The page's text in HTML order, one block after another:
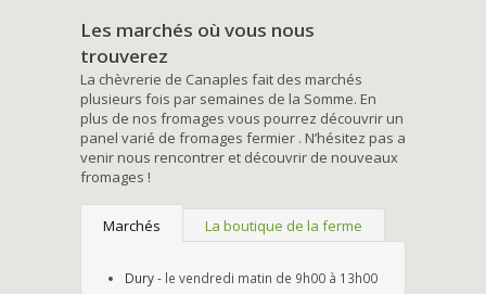
Les marchés où vous nous
trouverez
La chèvrerie de Canaples fait des marchés
plusieurs fois par semaines de la Somme. En
plus de nos fromages vous pourrez découvrir un
panel varié de fromages fermier . N’hésitez pas a
venir nous rencontrer et découvrir de nouveaux
fromages !
Marchés La boutique de la ferme
Dury- le vendredi matin de 9h00 à 13h00